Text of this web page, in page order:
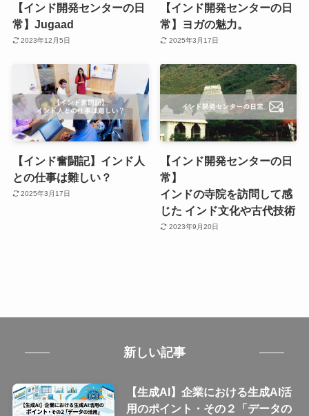
【インド開発センターの日
常】Jugaad
2023年12月5日
【インド開発センターの日
常】ヨガの魅力。
2025年3月17日
【インド奮闘記】インド人
との仕事は難しい？
2025年3月17日
【インド開発センターの日
常】
インドの寺院を訪問して感
じた インド文化や古代技術
2023年9月20日
新しい記事
【生成AI】企業における生成AI活
用のポイント・その２「データの